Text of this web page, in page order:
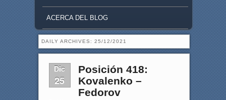
ACERCA DEL BLOG
DAILY ARCHIVES: 25/12/2021
Dic
25
Posición 418:
Kovalenko –
Fedorov